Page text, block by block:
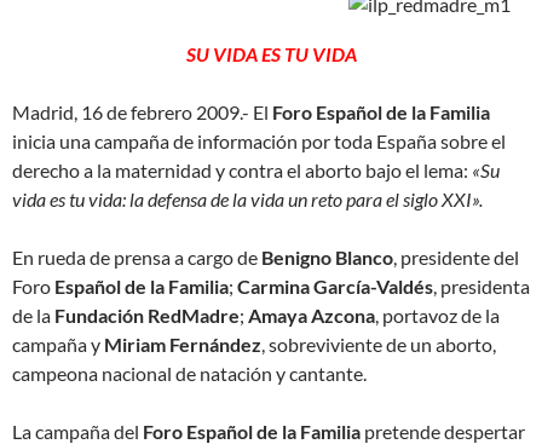
SU VIDA ES TU VIDA
Madrid, 16 de febrero 2009.- El Foro Español de la Familia
inicia una campaña de información por toda España sobre el
derecho a la maternidad y contra el aborto bajo el lema: «Su
vida es tu vida: la defensa de la vida un reto para el siglo XXI».
En rueda de prensa a cargo de Benigno Blanco, presidente del
Foro Español de la Familia; Carmina García-Valdés, presidenta
de la Fundación RedMadre; Amaya Azcona, portavoz de la
campaña y Miriam Fernández, sobreviviente de un aborto,
campeona nacional de natación y cantante.
La campaña del Foro Español de la Familia pretende despertar